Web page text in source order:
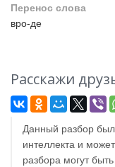
Перенос слова
вро-де
Расскажи
Данный разбор
интеллекта и
разбора могут